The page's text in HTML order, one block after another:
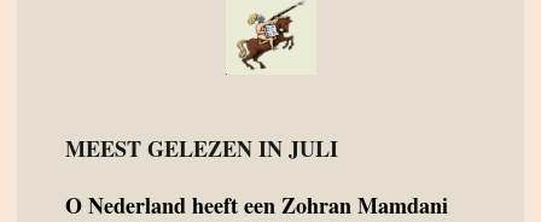
MEEST GELEZEN IN JULI
ONederland heeft een Zohran Mamdani